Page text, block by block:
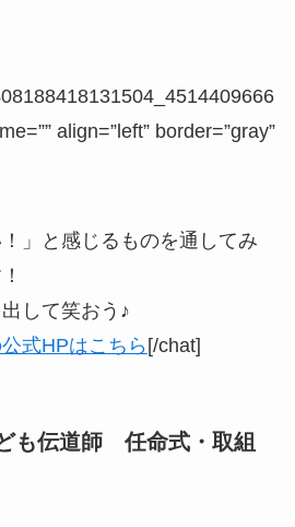
align=”left” border=”gray”
」と感じるものを通してみ
して笑おう♪
式HPはこちら [/chat]
も伝道師 任命式・取組